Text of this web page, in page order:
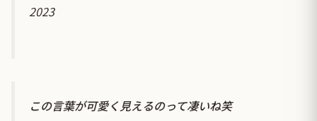
2023
この言葉が可愛く見えるのって凄いね笑